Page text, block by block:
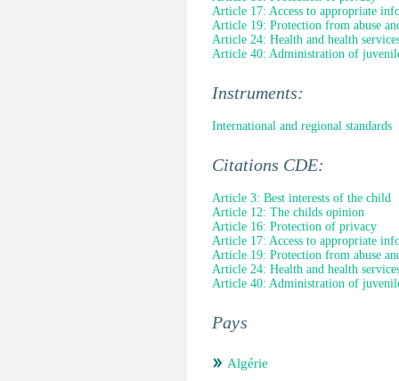
Article 17: Access to appropriate
Article 19: Protection from abuse
Article 24: Health and health
Article 40: Administration of
Instruments:
International and regional standards
Citations CDE:
Article 3: Best interests of the child
Article 12: The childs opinion
Article 16: Protection of privacy
Article 17: Access to appropriate
Article 19: Protection from abuse
Article 24: Health and health
Article 40: Administration of
Pays
Algérie